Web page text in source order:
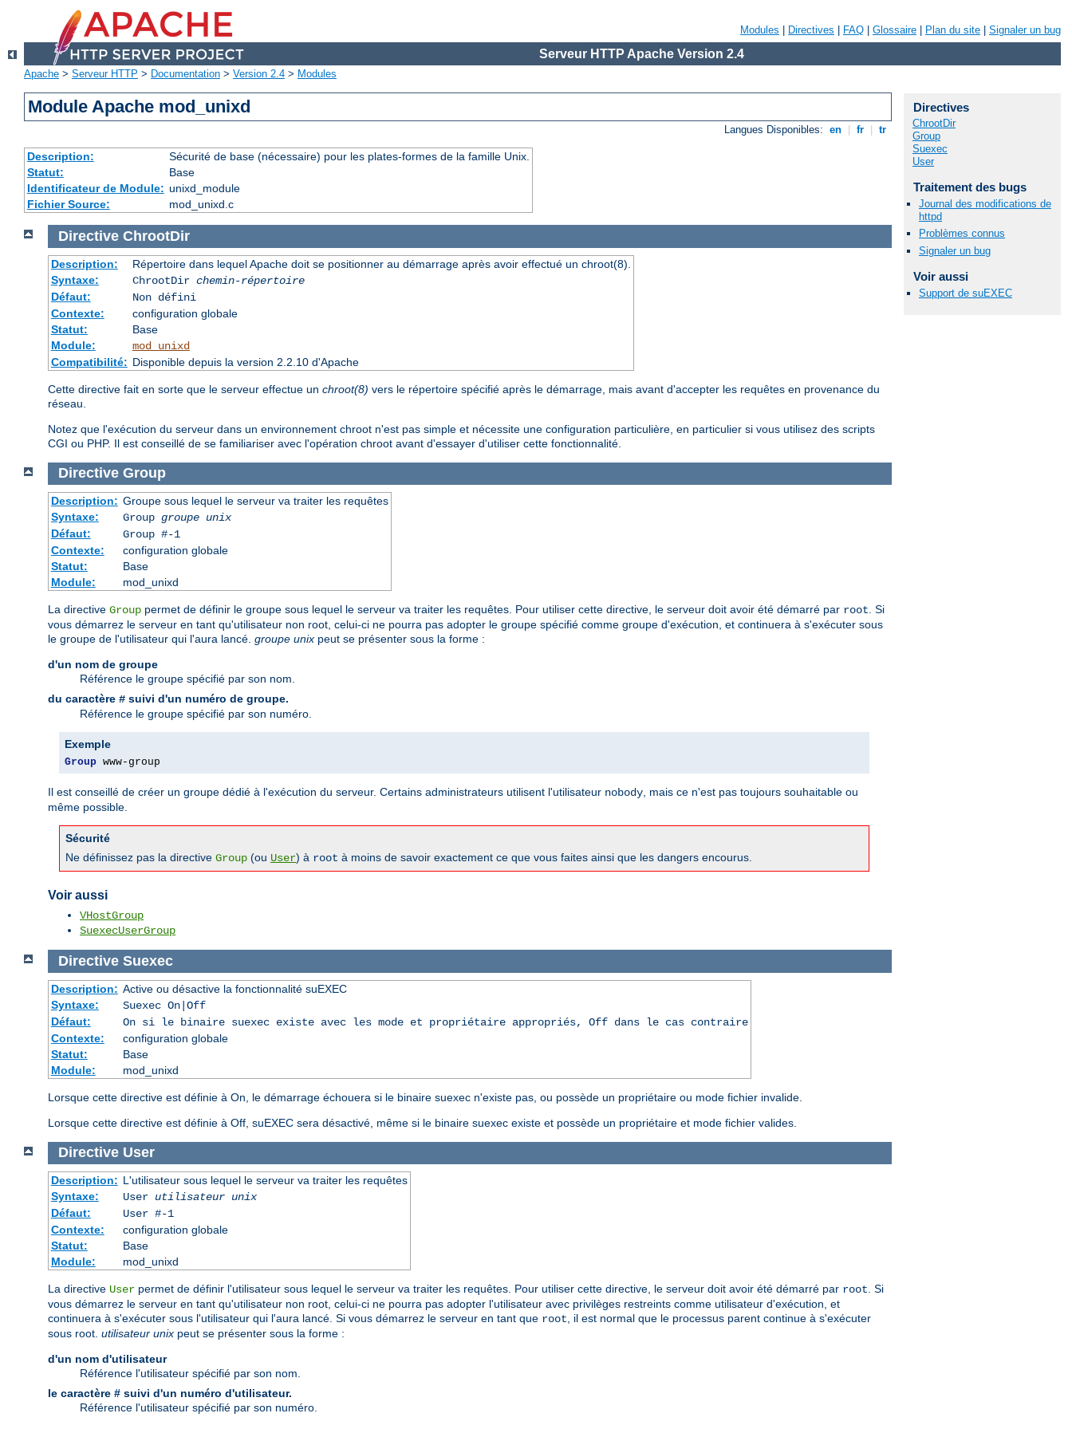
Modules Directives FAQ Glossaire Plan du site Signaler un bug
Serveur HTTP Apache Version 2.4
Apache > Serveur HTTP > Documentation > Version 2.4 > Modules
Module Apache mod_unixd
Langues Disponibles: en fr tr
Description:
Sécurité de base (nécessaire) pour les plates-formes de la famille Unix.
Statut:
Base
Identificateur de Module: unixd_module
Fichier Source:
mod_unixd.c
Directive ChrootDir
Description:
Répertoire dans lequel Apache doit se positionner au démarrage après avoir effectué un chroot(8).
Syntaxe:
ChrootDir chemin-répertoire
Défaut:
Non défini
Contexte:
configuration globale
Statut:
Base
Module:
mod_unixd
Compatibilité: Disponible depuis la version 2.2.10 d'Apache
Cette directive fait en sorte que le serveur effectue un chroot(8) vers le répertoire spécifié après le démarrage, mais avant d'accepter les requêtes en provenance du
réseau.
Notez que l'exécution du serveur dans un environnement chroot n'est pas simple et nécessite une configuration particulière, en particulier si vous utilisez des scripts
CGI ou PHP. Il est conseillé de se familiariser avec l'opération chroot avant d'essayer d'utiliser cette fonctionnalité.
Directive Group
Description: Groupe sous lequel le serveur va traiter les requêtes
Syntaxe:
Group groupe unix
Défaut:
Group #-1
Contexte:
configuration globale
Statut:
Base
Module:
mod_unixd
La directive Group permet de définir le groupe sous lequel le serveur va traiter les requêtes. Pour utiliser cette directive, le serveur doit avoir été démarré par root . Si
vous démarrez le serveur en tant qu'utilisateur non root, celui-ci ne pourra pas adopter le groupe spécifié comme groupe d'exécution, et continuera à s'exécuter sous
le groupe de l'utilisateur qui l'aura lancé. groupe unix peut se présenter sous la forme :
d'un nom de groupe
Référence le groupe spécifié par son nom.
du caractère # suivi d'un numéro de groupe.
Référence le groupe spécifié par son numéro.
Exemple
Group www-group
Il est conseillé de créer un groupe dédié à l'exécution du serveur. Certains administrateurs utilisent l'utilisateur nobody , mais ce n'est pas toujours souhaitable ou
même possible.
Sécurité
Ne définissez pas la directive Group (ou User) à root à moins de savoir exactement ce que vous faites ainsi que les dangers encourus.
Voir aussi
VHostGroup
SuexecUserGroup
Directive Suexec
Description: Active ou désactive la fonctionnalité suEXEC
Syntaxe:
Suexec On|Off
Défaut:
On si le binaire suexec existe avec les mode et propriétaire appropriés, Off dans le cas contraire
Contexte:
configuration globale
Statut:
Base
Module:
mod_unixd
Lorsque cette directive est définie à On, le démarrage échouera si le binaire suexec n'existe pas, ou possède un propriétaire ou mode fichier invalide.
Lorsque cette directive est définie à Off, suEXEC sera désactivé, même si le binaire suexec existe et possède un propriétaire et mode fichier valides.
Directive User
Description: L'utilisateur sous lequel le serveur va traiter les requêtes
Syntaxe:
User utilisateur unix
Défaut:
User #-1
Contexte:
configuration globale
Statut:
Base
Module:
mod_unixd
La directive User permet de définir l'utilisateur sous lequel le serveur va traiter les requêtes. Pour utiliser cette directive, le serveur doit avoir été démarré par root . Si
vous démarrez le serveur en tant qu'utilisateur non root, celui-ci ne pourra pas adopter l'utilisateur avec privilèges restreints comme utilisateur d'exécution, et
continuera à s'exécuter sous l'utilisateur qui l'aura lancé. Si vous démarrez le serveur en tant que root , il est normal que le processus parent continue à s'exécuter
sous root. utilisateur unix peut se présenter sous la forme :
d'un nom d'utilisateur
Référence l'utilisateur spécifié par son nom.
le caractère # suivi d'un numéro d'utilisateur.
Référence l'utilisateur spécifié par son numéro.
Directives
ChrootDir
Group
Suexec
User
Traitement des bugs
Journal des modifications de
httpd
Problèmes connus
Signaler un bug
Voir aussi
Support de suEXEC